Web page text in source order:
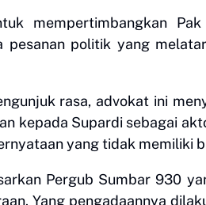
mempertimbangkan
politik yang
rasa, advokat ini
kepada Supardi sebagai
yang tidak memiliki
Pergub Sumbar 930
Yang pengadaannya